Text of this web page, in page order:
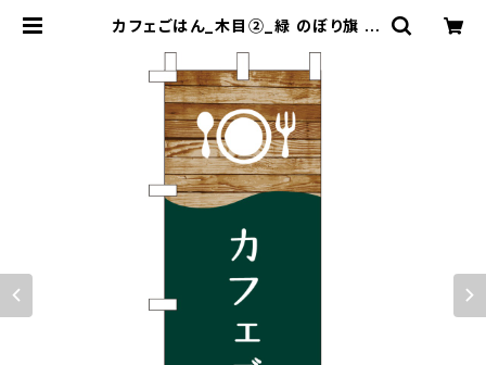
カフェごはん_木目②_緑 のぼり旗 |